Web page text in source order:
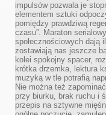
impulsów pozwala je
elementem sztuki
pomiędzy prawdziwą
czasu”. Maraton
społecznościowych dają
zostawiają nas jeszcze
kolei spokojny spacer,
krótka drzemka, lektura
muzyką w tle potrafią
Nie można też
przy biurku, brak ruchu i
przepis na sztywne